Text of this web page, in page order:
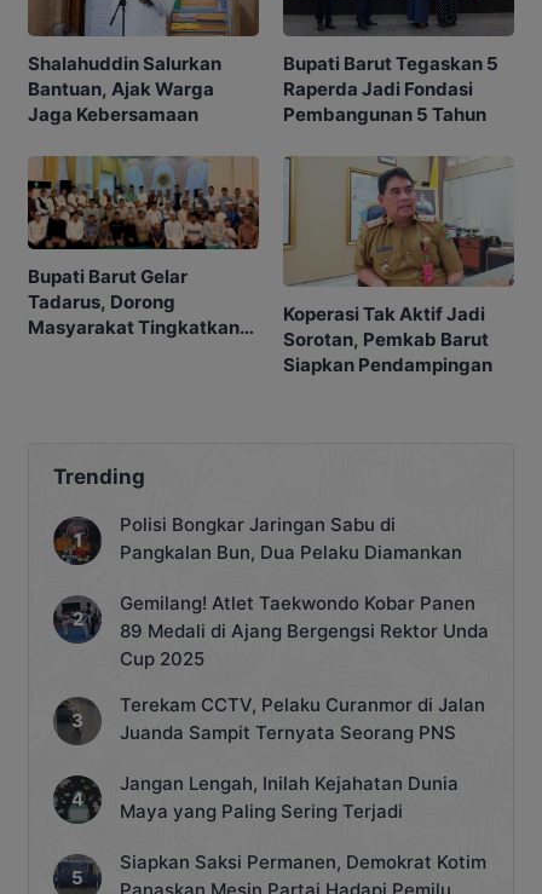
Shalahuddin Salurkan
Bantuan, Ajak Warga
Jaga Kebersamaan
Bupati Barut Tegaskan 5
Raperda Jadi Fondasi
Pembangunan 5 Tahun
Bupati Barut Gelar
Tadarus, Dorong
Masyarakat Tingkatkan
Koperasi Tak Aktif Jadi
Sorotan, Pemkab Barut
Siapkan Pendampingan
Trending
Polisi Bongkar Jaringan Sabu di
Pangkalan Bun, Dua Pelaku Diamankan
Gemilang! Atlet Taekwondo Kobar Panen
89 Medali di Ajang Bergengsi Rektor Unda
Cup 2025
Terekam CCTV, Pelaku Curanmor di Jalan
Juanda Sampit Ternyata Seorang PNS
Jangan Lengah, Inilah Kejahatan Dunia
Maya yang Paling Sering Terjadi
Siapkan Saksi Permanen, Demokrat Kotim